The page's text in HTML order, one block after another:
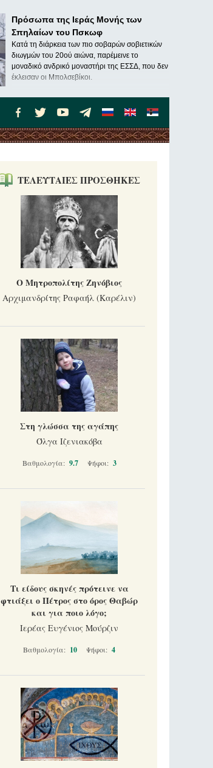
Πρόσωπα της Ιεράς Μονής των
Σπηλαίων του Πσκωφ
Κατά τη διάρκεια των πιο σοβαρών σοβιετικών
διωγμών του 20ού αιώνα, παρέμεινε το
μοναδικό ανδρικό μοναστήρι της ΕΣΣΔ, που δεν
έκλεισαν οι Μπολσεβίκοι.
ΤΕΛΕΥΤΑΙΕΣ ΠΡΟΣΘΗΚΕΣ
Ο Μητροπολίτης Ζηνόβιος
Αρχιμανδρίτης Ραφαήλ (Καρέλιν)
Στη γλώσσα της αγάπης
Όλγα Ιζενιακόβα
Βαθμολογία: 9.7 Ψήφοι: 3
Τι είδους σκηνές πρότεινε να
φτιάξει ο Πέτρος στο όρος Θαβώρ
και για ποιο λόγο;
Ιερέας Ευγένιος Μούρζιν
Βαθμολογία: 10 Ψήφοι: 4